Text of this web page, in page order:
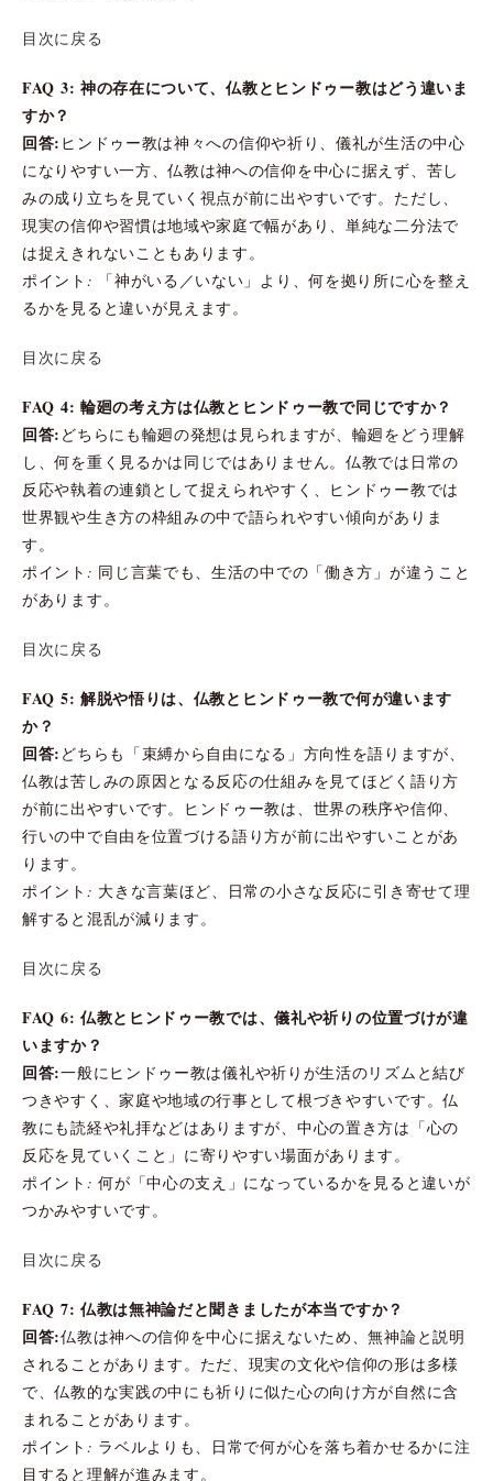
目次に戻る
FAQ 3: 神の存在について、仏教とヒンドゥー教はどう違いま
すか？
回答: ヒンドゥー教は神々への信仰や祈り、儀礼が生活の中心
になりやすい一方、仏教は神への信仰を中心に据えず、苦し
みの成り立ちを見ていく視点が前に出やすいです。ただし、
現実の信仰や習慣は地域や家庭で幅があり、単純な二分法で
は捉えきれないこともあります。
ポイント: 「神がいる／いない」より、何を拠り所に心を整え
るかを見ると違いが見えます。
目次に戻る
FAQ 4: 輪廻の考え方は仏教とヒンドゥー教で同じですか？
回答: どちらにも輪廻の発想は見られますが、輪廻をどう理解
し、何を重く見るかは同じではありません。仏教では日常の
反応や執着の連鎖として捉えられやすく、ヒンドゥー教では
世界観や生き方の枠組みの中で語られやすい傾向がありま
す。
ポイント: 同じ言葉でも、生活の中での「働き方」が違うこと
があります。
目次に戻る
FAQ 5: 解脱や悟りは、仏教とヒンドゥー教で何が違います
か？
回答: どちらも「束縛から自由になる」方向性を語りますが、
仏教は苦しみの原因となる反応の仕組みを見てほどく語り方
が前に出やすいです。ヒンドゥー教は、世界の秩序や信仰、
行いの中で自由を位置づける語り方が前に出やすいことがあ
ります。
ポイント: 大きな言葉ほど、日常の小さな反応に引き寄せて理
解すると混乱が減ります。
目次に戻る
FAQ 6: 仏教とヒンドゥー教では、儀礼や祈りの位置づけが違
いますか？
回答:一般にヒンドゥー教は儀礼や祈りが生活のリズムと結び
つきやすく、家庭や地域の行事として根づきやすいです。仏
教にも読経や礼拝などはありますが、中心の置き方は「心の
反応を見ていくこと」に寄りやすい場面があります。
ポイント: 何が「中心の支え」になっているかを見ると違いが
つかみやすいです。
目次に戻る
FAQ 7: 仏教は無神論だと聞きましたが本当ですか？
回答:仏教は神への信仰を中心に据えないため、無神論と説明
されることがあります。ただ、現実の文化や信仰の形は多様
で、仏教的な実践の中にも祈りに似た心の向け方が自然に含
まれることがあります。
ポイント: ラベルよりも、日常で何が心を落ち着かせるかに注
目すると理解が進みます。